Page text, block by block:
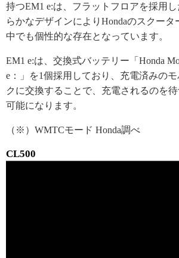
持つEM1 e:は、フラットフロアを採用
らかなデザインによりHondaのスクー
中でも個性的な存在となっています。
EM1 e:は、交換式バッテリー「Honda
e：」を1個採用しており、充電済みの
クに交換することで、充電されるのを
可能になります。
（※）WMTCモード Honda調べ
CL500